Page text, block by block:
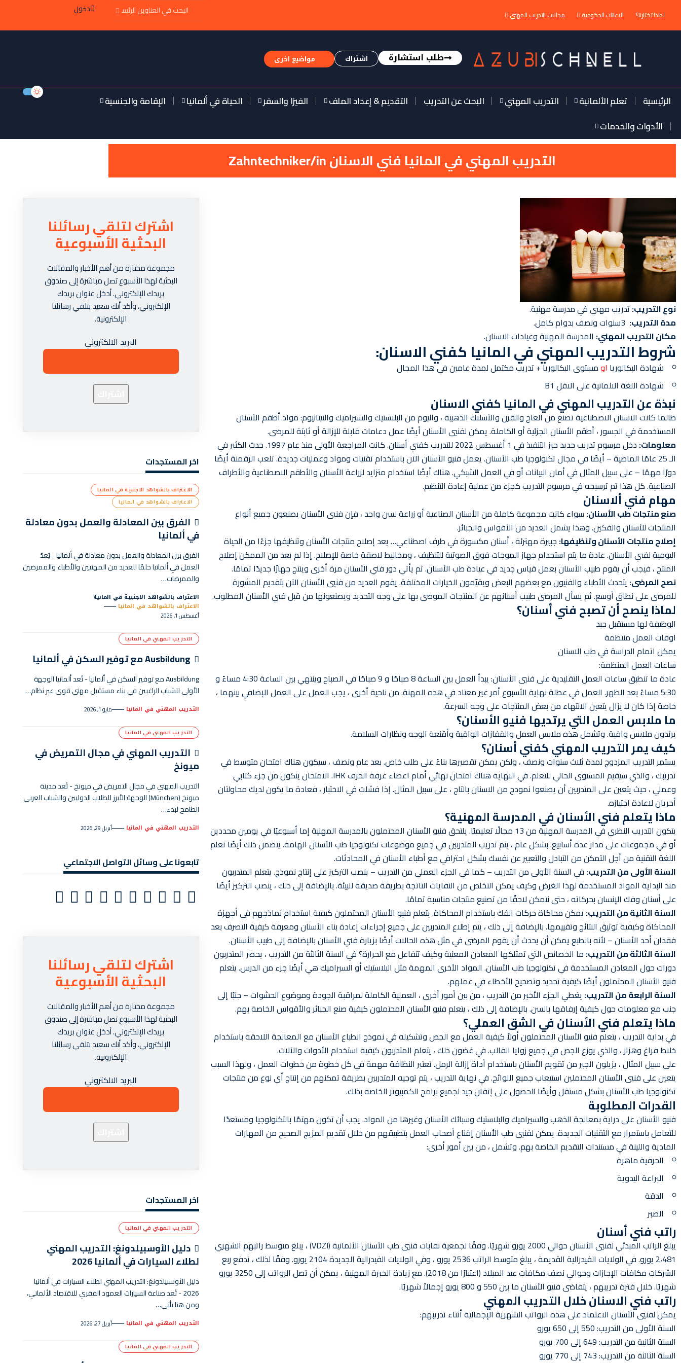
لماذا تختارنا؟ الاعانات الحكومية مجالات التدريب المهني
دخول
طلب استشارة اشتراك مواضيع اخرى
الرئيسية تعلم الألمانية التدريب المهني البحث عن التدريب التقديم & إعداد الملف الفيزا والسفر الحياة في ألمانيا
الإقامة والجنسية
الأدوات والخدمات
التدريب المهني في المانيا فني الاسنان Zahntechniker/in
نوع التدريب: تدريب مهني في مدرسة مهنية.
مدة التدريب:
مكان التدريب المهني: المدرسة المهنية وعيادات الاسنان.
شروط التدريب المهني في المانيا كفني الاسنان:
شهادة البكالوريا اومستوى البكالوريا + تدريب مكتمل لمدة عامين في هذا المجال
شهادة اللغة الالمانية على الاقل B1
نبذة عن التدريب المهني في المانيا كفني الاسنان
طالما كانت الاسنان الاصطناعية تصنع من العاج والقرن والأسلاك الذهبية ، واليوم من البلاستيك والسيراميك والتيتانيوم: مواد أطقم الأسنان
المستخدمة في الجسور ، أطقم الأسنان الجزئية أو الكاملة. يمكن لفنيي الأسنان أيضًا عمل دعامات قابلة للإزالة أو ثابتة للمرضى.
معلومات:
دخل مرسوم تدريب جديد حيز التنفيذ في 1 أغسطس 2022 للتدريب كفني أسنان. كانت المراجعة الأولى منذ عام 1997. حدث الكثير في
الـ 25 عامًا الماضية – أيضًا في مجال تكنولوجيا طب الأسنان. يعمل فنيو الأسنان الآن باستخدام تقنيات ومواد وعمليات جديدة. تلعب الرقمنة أيضًا
دورًا مهمًا – على سبيل المثال في أمان البيانات أو في العمل الشبكي. هناك أيضًا استخدام متزايد لزراعة الأسنان والأطقم الاصطناعية والأطراف
الصناعية. كل هذا تم ترسيخه في مرسوم التدريب كجزء من عملية إعادة التنظيم.
مهام فني ألاسنان
صنع منتجات طب الأسنان: سواء كانت مجموعة كاملة من الأسنان الصناعية أو زراعة لسن واحد ، فإن فنيي الأسنان يصنعون جميع أنواع
المنتجات للأسنان والفكين. وهذا يشمل العديد من الأقواس والجبائر.
إصلاح منتجات الأسنان وتنظيفها: جبيرة مهترئة ، أسنان مكسورة في طرف اصطناعي… يعد إصلاح منتجات الأسنان وتنظيفها جزءًا من الحياة
اليومية لفني الأسنان. عادة ما يتم استخدام جهاز الموجات فوق الصوتية للتنظيف ، ومخاليط لاصقة خاصة للإصلاح. إذا لم يعد من الممكن إصلاح
المنتج ، فيجب أن يقوم طبيب الأسنان بعمل قياس جديد في عيادة طب الأسنان. ثم يأتي دور فني الأسنان مرة أخرى وينتج جهازًا جديدًا تمامًا.
نصح المرضى: يتحدث الأطباء والفنيون مع بعضهم البعض ويقيّمون الخيارات المختلفة. يقوم العديد من فنيي الأسنان الآن بتقديم المشورة
للمرضى على نطاق أوسع. ثم يسأل المرضى طبيب أسنانهم عن المنتجات الموصى بها على وجه التحديد ويصنعونها من قبل فني الأسنان المطلوب.
لماذا ينصح أن تصبح فني أسنان؟
الوظيفة لها مستقبل جيد
اوقات العمل منتظمة
يمكن اتمام الدراسة في طب الاسنان
ساعات العمل المنظمة:
عادة ما تنطبق ساعات العمل التقليدية على فنيي الأسنان: يبدأ العمل بين الساعة 8 صباحًا و 9 صباحًا في الصباح وينتهي بين الساعة 4:30 مساءً و
5:30 مساءً بعد الظهر. العمل في عطلة نهاية الأسبوع أمر غير معتاد في هذه المهنة. من ناحية أخرى ، يجب العمل على العمل الإضافي بينهما ،
خاصة إذا كان لا يزال يتعين الانتهاء من بعض المنتجات على وجه السرعة.
ما ملابس العمل التي يرتديها فنيو الأسنان؟
يرتدون ملابس واقية. وتشمل هذه ملابس العمل والقفازات الواقية وأقنعة الوجه ونظارات السلامة.
كيف يمر التدريب المهني كفني أسنان؟
يستمر التدريب المزدوج لمدة ثلاث سنوات ونصف ، ولكن يمكن تقصيرها بناءً على طلب خاص. بعد عام ونصف ، سيكون هناك امتحان متوسط في
تدريبك ، والذي سيقيم المستوى الحالي للتعلم. في النهاية هناك امتحان نهائي أمام اعضاء غرفة الحرف IHK. الامتحان يتكون من جزء كتابي
وعملي ، حيث يتعين على المتدربين أن يصنعوا نمودج من الاسنان بالتاج ، على سبيل المثال. إذا فشلت في الاختبار ، فعادة ما يكون لديك محاولتان
أخريان لاعادة اجتيازه.
ماذا يتعلم فني الأسنان في المدرسة المهنية؟
يتكون التدريب النظري في المدرسة المهنية من 13 مجالًا تعليميًا. يلتحق فنيو الأسنان المحتملون بالمدرسة المهنية إما أسبوعيًا في يومين محددين
أو في مجموعات على مدار عدة أسابيع. بشكل عام ، يتم تدريب المتدربين في جميع موضوعات تكنولوجيا طب الأسنان الهامة. يتضمن ذلك أيضًا تعلم
اللغة التقنية من أجل التمكن من التبادل والتعبير عن نفسك بشكل احترافي مع أطباء الأسنان في المحادثات.
السنة الأولى من التدريب: في السنة الأولى من التدريب – كما في الجزء العملي من التدريب – ينصب التركيز على إنتاج نموذج. يتعلم المتدربون
منذ البداية المواد المستخدمة لهذا الغرض وكيف يمكن التخلص من النفايات الناتجة بطريقة صديقة للبيئة. بالإضافة إلى ذلك ، ينصب التركيز أيضًا
على أسنان وفك الإنسان بحركاته ، حتى نتمكن لاحقًا من تصنيع منتجات مناسبة تمامًا.
السنة الثانية من التدريب: يمكن محاكاة حركات الفك باستخدام المحاكاة. يتعلم فنيو الأسنان المحتملون كيفية استخدام نماذجهم في أجهزة
المحاكاة وكيفية توثيق النتائج وتقييمها. بالإضافة إلى ذلك ، يتم إطلاع المتدربين على جميع إجراءات إعادة بناء الأسنان ومعرفة كيفية التصرف بعد
فقدان أحد الأسنان – لأنه بالطبع يمكن أن يحدث أن يقوم المرضى في مثل هذه الحالات أيضًا بزيارة فني الأسنان بالإضافة إلى طبيب الأسنان.
السنة الثالثة من التدريب: ما الخصائص التي تمتلكها المعادن المعنية وكيف تتفاعل مع الحرارة؟ في السنة الثالثة من التدريب ، يحضر المتدربون
دورات حول المعادن المستخدمة في تكنولوجيا طب الأسنان. المواد الأخرى المهمة مثل البلاستيك أو السيراميك هي أيضًا جزء من الدرس. يتعلم
فنيو الأسنان المحتملون أيضًا كيفية تحديد وتصحيح الأخطاء في عملهم.
السنة الرابعة من التدريب: يغطي الجزء الأخير من التدريب ، من بين أمور أخرى ، العملية الكاملة لمراقبة الجودة وموضوع الحشوات – جنبًا إلى
جنب مع معلومات حول كيفية إرفاقها بالسن. بالإضافة إلى ذلك ، يتعلم فنيو الأسنان المحتملون كيفية صنع الجبائر والأقواس الخاصة بهم.
ماذا يتعلم فني الأسنان في الشق العملي؟
في بداية التدريب ، يتعلم فنيو الأسنان المحتملون أولاً كيفية العمل مع الجص وتشكيله في نموذج انطباع الأسنان مع المعالجة اللاحقة باستخدام
خلاط فراغ وهزاز ، والذي يوزع الجص في جميع زوايا القالب. في غضون ذلك ، يتعلم المتدربون كيفية استخدام الأدوات والآلات.
على سبيل المثال ، يزيلون الجير من تقويم الأسنان باستخدام أداة إزالة الرمل. تعتبر النظافة مهمة في كل خطوة من خطوات العمل ، ولهذا السبب
يتعين على فنيي الأسنان المحتملين استيعاب جميع اللوائح. في نهاية التدريب ، يتم توجيه المتدربين بطريقة تمكنهم من إنتاج أي نوع من منتجات
تكنولوجيا طب الأسنان بشكل مستقل وأيضًا الحصول على إتقان جيد لجميع برامج الكمبيوتر الخاصة بذلك.
القدرات المطلوبة
فنيو الأسنان على دراية بمعالجة الذهب والسيراميك والبلاستيك وسبائك الأسنان وغيرها من المواد. يجب أن تكون مهتمًا بالتكنولوجيا ومستعدًا
للتعامل باستمرار مع التقنيات الجديدة. يمكن لفنيي طب الأسنان إقناع أصحاب العمل بتطبيقهم من خلال تقديم المزيج الصحيح من المهارات
المادية واللينة في مستندات التقديم الخاصة بهم. وتشمل ، من بين أمور أخرى:
الحرفية ماهرة
البراعة اليدوية
الدقة
الصبر
راتب فني أسنان
يبلغ الراتب المبدئي لفنيي الأسنان حوالي 2000 يورو شهريًا. وفقًا لجمعية نقابات فنيي طب الأسنان الألمانية (VDZI) ، يبلغ متوسط راتبهم الشهري
2،481 يورو. في الولايات الفيدرالية القديمة ، يبلغ متوسط الراتب 2536 يورو ، وفي الولايات الفيدرالية الجديدة 2104 يورو. وفقًا لذلك ، تدفع ربع
الشركات مكافآت الإجازات وحوالي نصف مكافآت عيد الميلاد (اعتبارًا من 2018). مع زيادة الخبرة المهنية ، يمكن أن تصل الرواتب إلى 3250 يورو
شهريًا. خلال فترة تدريبهم ، يتقاضى فنيو الأسنان ما بين 550 و 800 يورو إجمالاً شهريًا.
راتب فني الاسنان خلال التدريب المهني
يمكن لفنيي الأسنان الاعتماد على هذه الرواتب الشهرية الإجمالية أثناء تدريبهم:
السنة الأولى من التدريب: 550 إلى 650 يورو
السنة الثانية من التدريب: 649 إلى 700 يورو
السنة الثالثة من التدريب: 743 إلى 770 يورو
اشترك لتلقي رسائلنا
البحثية الأسبوعية
مجموعة مختارة من أهم الأخبار والمقالات
البحثية لهذا الأسبوع تصل مباشرة إلى صندوق
بريدك الإلكتروني. أدخل عنوان بريدك
الإلكتروني، وأكد أنك سعيد بتلقي رسائلنا
الإلكترونية.
البريد الالكتروني
اخر المستجدات
الاعتراف بالشواهد الاجنبية في المانيا
الاعتراف بالشواهد في المانيا
الفرق بين المعادلة والعمل بدون معادلة
في ألمانيا
الفرق بين المعادلة والعمل بدون معادلة في ألمانيا - يُعدّ
العمل في ألمانيا حلمًا للعديد من المهنيين والأطباء والممرضين
والممرضات…
الاعتراف بالشواهد الاجنبية في المانيا
الاعتراف بالشواهد في المانيا
أغسطس 1, 2026
التدريب المهني في المانيا
Ausbildung مع توفير السكن في ألمانيا
Ausbildung مع توفير السكن في ألمانيا - تُعد ألمانيا الوجهة
الأولى للشباب الراغبين في بناء مستقبل مهني قوي عبر نظام…
التدريب المهني في المانيا مايو 1, 2026
التدريب المهني في المانيا
التدريب المهني في مجال التمريض في
ميونخ
التدريب المهني في مجال التمريض في ميونخ - تُعد مدينة
ميونخ (München) الوجهة الأبرز للطلاب الدوليين والشباب العربي
الطامح لبدء…
التدريب المهني في المانيا أبريل 29, 2026
تابعونا على وسائل التواصل الاجتماعي
اشترك لتلقي رسائلنا
البحثية الأسبوعية
مجموعة مختارة من أهم الأخبار والمقالات
البحثية لهذا الأسبوع تصل مباشرة إلى صندوق
بريدك الإلكتروني. أدخل عنوان بريدك
الإلكتروني، وأكد أنك سعيد بتلقي رسائلنا
الإلكترونية.
البريد الالكتروني
اخر المستجدات
التدريب المهني في المانيا
دليل الأوسبيلدونغ: التدريب المهني
لطلاء السيارات في ألمانيا 2026
دليل الأوسبيلدونغ: التدريب المهني لطلاء السيارات في ألمانيا
2026 - تُعد صناعة السيارات العمود الفقري للاقتصاد الألماني،
ومن هنا تأتي…
التدريب المهني في المانيا أبريل 27, 2026
التدريب المهني في المانيا